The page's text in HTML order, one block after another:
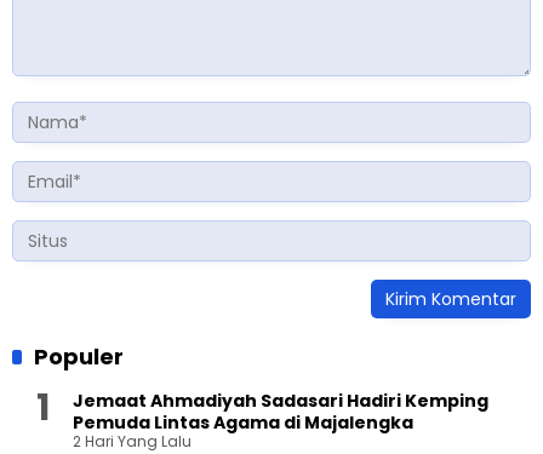
Populer
Jemaat Ahmadiyah Sadasari Hadiri Kemping
Pemuda Lintas Agama di Majalengka
2 Hari Yang Lalu